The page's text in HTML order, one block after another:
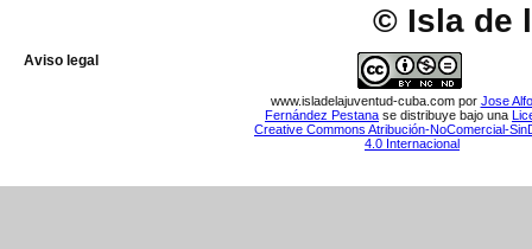
© Isla de
Aviso legal
www.isladelajuventud-cuba.compor Jose
Fernández Pestana se distribuye bajo una
Creative Commons Atribución-NoComercial-
4.0 Internacional